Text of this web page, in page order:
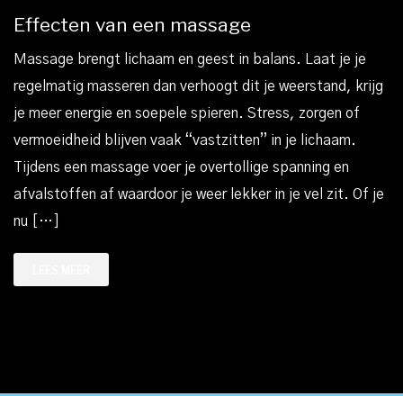
Effecten van een massage
Massage brengt lichaam en geest in balans. Laat je je
regelmatig masseren dan verhoogt dit je weerstand, krijg
je meer energie en soepele spieren. Stress, zorgen of
vermoeidheid blijven vaak “vastzitten” in je lichaam.
Tijdens een massage voer je overtollige spanning en
afvalstoffen af waardoor je weer lekker in je vel zit. Of je
nu […]